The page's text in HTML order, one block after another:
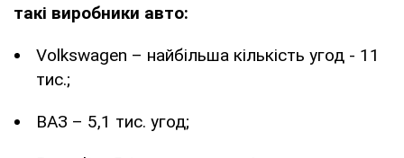
такі виробники авто:
Volkswagen – найбільша кількість угод - 11
тис.;
ВАЗ – 5,1 тис. угод;